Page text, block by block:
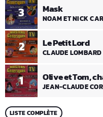
1 Olive et Tom,
JEAN-CLAUDE
2 Le Petit Lord
CLAUDE LOMBARD
3 Mask
NOAM ET NICK
LISTE COMPLÈTE